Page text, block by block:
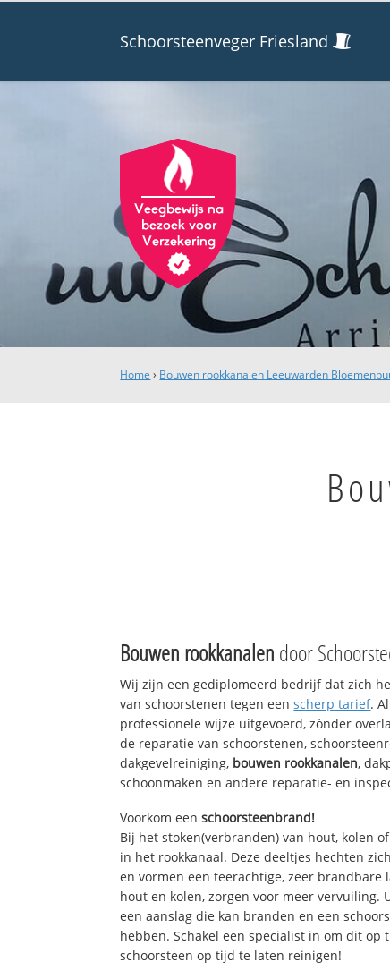
Schoorsteenveger Friesland
Home › Bouwen rookkanalen Leeuwarden
Bouwen rookkanalen door
Wij zijn een gediplomeerd bedrijf dat zich
van schoorstenen tegen eenscherp tarief.
professionele wijze uitgevoerd, zónder
de reparatie van schoorstenen,
dakgevelreiniging, bouwen rookkanalen,
schoonmaken en andere reparatie- en
Voorkom eenschoorsteenbrand!
Bij het stoken(verbranden) van hout, kolen
in het rookkanaal. Deze deeltjes hechten
en vormen een teerachtige, zeer brandbare
hout en kolen, zorgen voor meer vervuiling.
een aanslag die kan branden en een
hebben. Schakel een specialist in om dit
schoorsteen op tijd te laten reinigen!